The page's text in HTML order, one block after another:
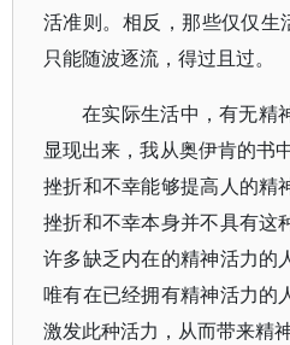
活准则。相反，那些仅仅生
只能随波逐流，得过且过。
在实际生活中，有无精
显现出来，我从奥伊肯的书
挫折和不幸能够提高人的精
挫折和不幸本身并不具有这
许多缺乏内在的精神活力的
唯有在已经拥有精神活力的
激发此种活力，从而带来精